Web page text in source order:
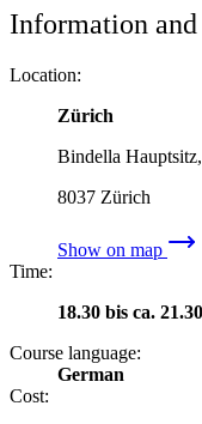
Information
Location:
Zürich
Bindella
8037 Zürich
Show on map
Time:
18.30 bis ca.
Course language:
German
Cost: